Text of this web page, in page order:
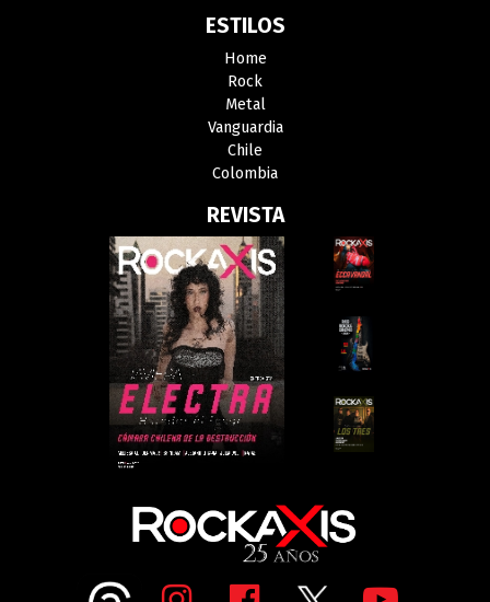
ESTILOS
Home
Rock
Metal
Vanguardia
Chile
Colombia
REVISTA